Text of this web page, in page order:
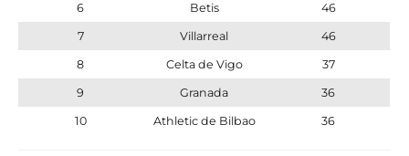
6 Betis 46
7 Villarreal 46
8 Celta de Vigo 37
9 Granada 36
10 Athletic de Bilbao 36